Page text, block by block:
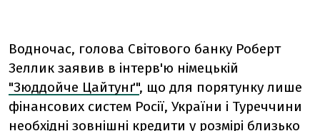
Водночас, голова Світового банку Роберт
Зеллик заявив в інтерв'ю німецькій
"Зюддойче Цайтунґ", що для порятунку лише
фінансових систем Росії, України і Туреччини
необхідні зовнішні кредити у розмірі близько